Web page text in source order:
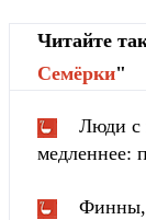
Читайте
Cемёрки"
Люди с
медленнее:
Финны,